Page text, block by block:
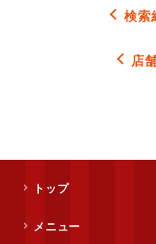
検索
店
トップ
メニュー